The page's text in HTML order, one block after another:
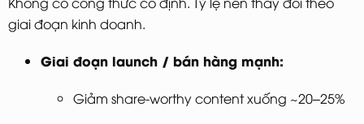
giai đoạn kinh doanh.
Giai đoạn launch / bán hàng mạnh:
Giảm share-worthy content xuống ~20–25%